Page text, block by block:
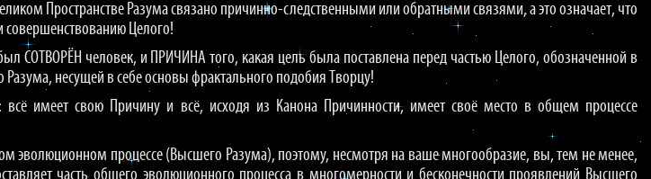
Пространстве Разума связано причинно-следственными или обратными связями, а это означает, что
совершенствованию Целого!
СОТВОРЁН человек, и ПРИЧИНА того, какая цель была поставлена перед частью Целого, обозначенной в
несущей в себе основы фрактального подобия Творцу!
всё имеет свою Причину и всё, исходя из Канона Причинности, имеет своё место в общем процессе
эволюционном процессе (Высшего Разума), поэтому, несмотря на ваше многообразие, вы, тем не менее,
часть общего эволюционного процесса в многомерности и бесконечности проявлений Высшего